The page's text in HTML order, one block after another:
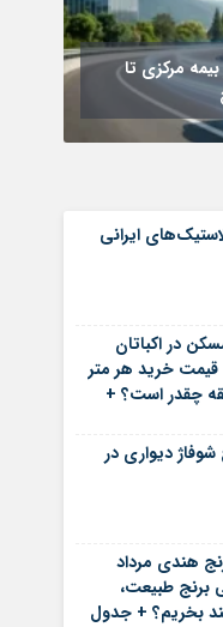
مرکزی تا
ایرانی
در اکباتان
قیمت خرید هر متر
چقدر است؟ +
دیواری در
هندی مرداد
۱۰ کیلویی برنج طبیعت،
بخریم؟ + جدول